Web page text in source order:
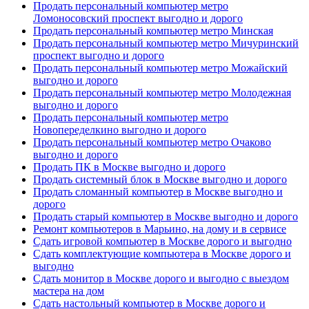
Продать персональный компьютер метро
Ломоносовский проспект выгодно и дорого
Продать персональный компьютер метро Минская
Продать персональный компьютер метро Мичуринский
проспект выгодно и дорого
Продать персональный компьютер метро Можайский
выгодно и дорого
Продать персональный компьютер метро Молодежная
выгодно и дорого
Продать персональный компьютер метро
Новопеределкино выгодно и дорого
Продать персональный компьютер метро Очаково
выгодно и дорого
Продать ПК в Москве выгодно и дорого
Продать системный блок в Москве выгодно и дорого
Продать сломанный компьютер в Москве выгодно и
дорого
Продать старый компьютер в Москве выгодно и дорого
Ремонт компьютеров в Марьино, на дому и в сервисе
Сдать игровой компьютер в Москве дорого и выгодно
Сдать комплектующие компьютера в Москве дорого и
выгодно
Сдать монитор в Москве дорого и выгодно с выездом
мастера на дом
Сдать настольный компьютер в Москве дорого и